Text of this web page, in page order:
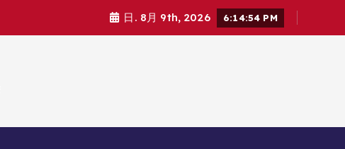
日. 8月 9th, 2026 6:14:55 PM